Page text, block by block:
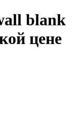
blank
цене